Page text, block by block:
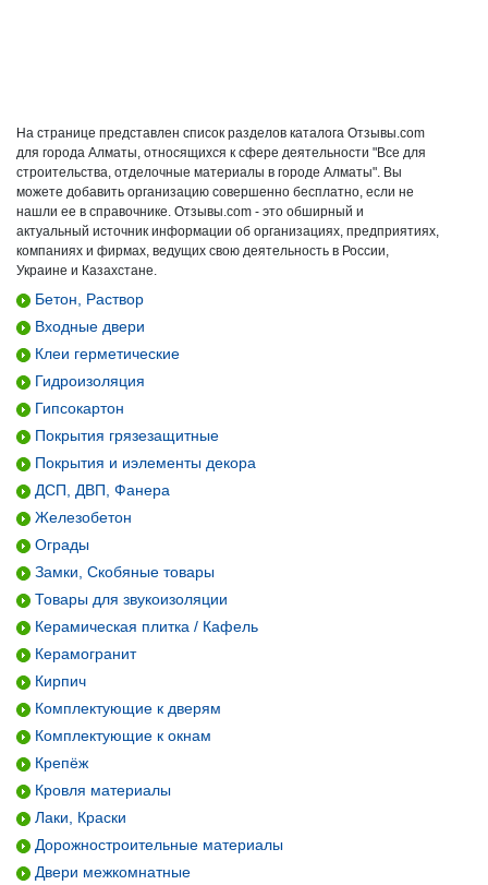
На странице представлен список разделов каталога Отзывы.com
для города Алматы, относящихся к сфере деятельности "Все для
строительства, отделочные материалы в городе Алматы". Вы
можете добавить организацию совершенно бесплатно, если не
нашли ее в справочнике. Отзывы.com - это обширный и
актуальный источник информации об организациях, предприятиях,
компаниях и фирмах, ведущих свою деятельность в России,
Украине и Казахстане.
Бетон, Раствор
Входные двери
Клеи герметические
Гидроизоляция
Гипсокартон
Покрытия грязезащитные
Покрытия и иэлементы декора
ДСП, ДВП, Фанера
Железобетон
Ограды
Замки, Скобяные товары
Товары для звукоизоляции
Керамическая плитка / Кафель
Керамогранит
Кирпич
Комплектующие к дверям
Комплектующие к окнам
Крепёж
Кровля материалы
Лаки, Краски
Дорожностроительные материалы
Двери межкомнатные